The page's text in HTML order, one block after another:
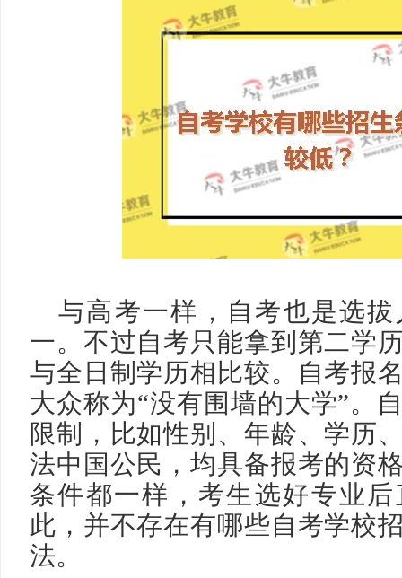
与高考一样，自考也是选
一。不过自考只能拿到第二学
与全日制学历相比较。自考报
大众称为“没有围墙的大学”。
限制，比如性别、年龄、学历
法中国公民，均具备报考的资
条件都一样，考生选好专业
此，并不存在有哪些自考学校
法。